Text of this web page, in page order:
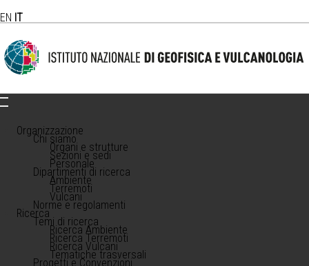
EN IT
Organizzazione
Chi siamo
Organi e strutture
Sezioni e sedi
Personale
Dipartimenti di ricerca
Ambiente
Terremoti
Vulcani
Norme e regolamenti
Ricerca
Temi di ricerca
Ricerca Ambiente
Ricerca Terremoti
Ricerca Vulcani
Tematiche trasversali
Progetti e Convenzioni